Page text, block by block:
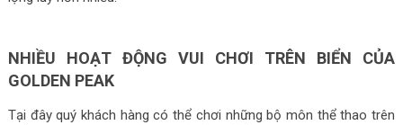
NHIỀU HOẠT ĐỘNG VUI CHƠI TRÊN BIỂN CỦA
GOLDEN PEAK
Tại đây quý khách hàng có thể chơi những bộ môn thể thao trên